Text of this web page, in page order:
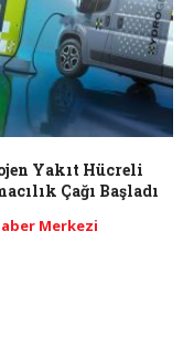
Yakıt Hücreli
Çağı Başladı
Merkezi